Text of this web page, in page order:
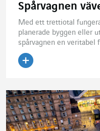
Spårvagnen
Med ett trettiotal
planerade byggen eller
spårvagnen en veritabel